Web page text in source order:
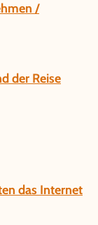
/
der Reise
das Internet